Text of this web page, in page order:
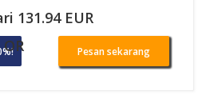
131.94 EUR
OR Pesan sekarang